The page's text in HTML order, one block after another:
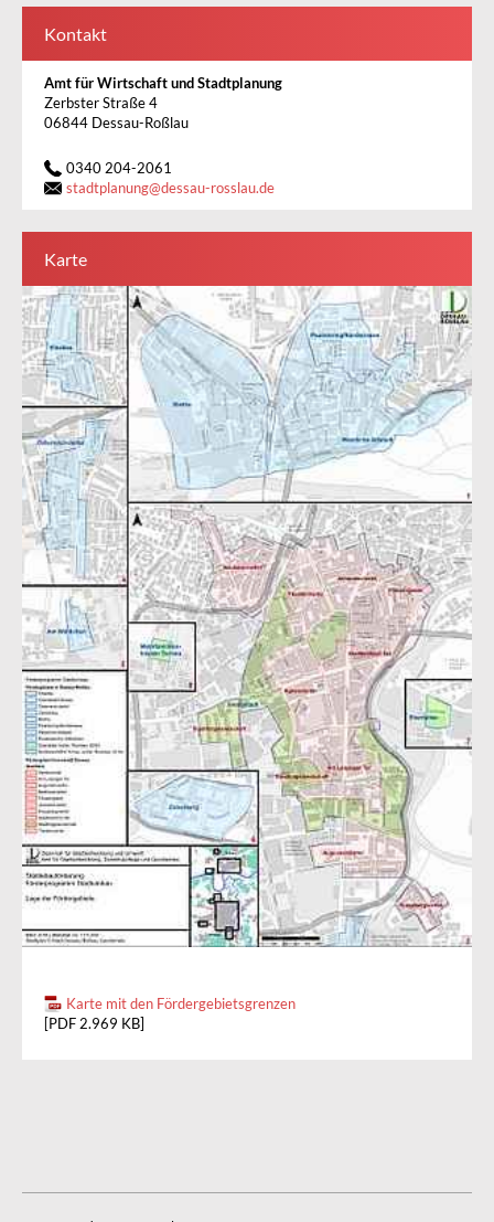
Kontakt
Amt für Wirtschaft und Stadtplanung
Zerbster Straße 4
06844 Dessau-Roßlau
0340 204-2061
stadtplanung@dessau-rosslau.de
Karte
Karte mit den Fördergebietsgrenzen
[PDF 2.969 KB]